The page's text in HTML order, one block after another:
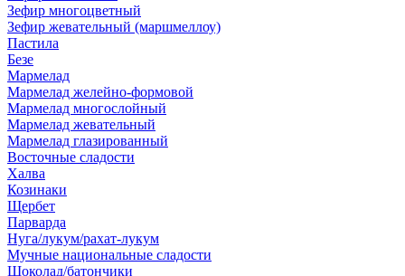
Зефир многоцветный
Зефир жевательный (маршмеллоу)
Пастила
Безе
Мармелад
Мармелад желейно-формовой
Мармелад многослойный
Мармелад жевательный
Мармелад глазированный
Восточные сладости
Халва
Козинаки
Щербет
Парварда
Нуга/лукум/рахат-лукум
Мучные национальные сладости
Шоколад/батончики